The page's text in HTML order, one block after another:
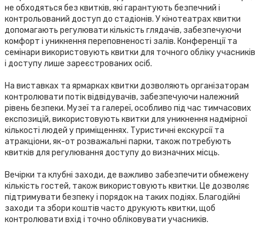
не обходяться без квитків, які гарантують безпечний і
контрольований доступ до стадіонів. У кінотеатрах квитки
допомагають регулювати кількість глядачів, забезпечуючи
комфорт і уникнення переповненості залів. Конференції та
семінари використовують квитки для точного обліку учасників
і доступу лише зареєстрованих осіб.
На виставках та ярмарках квитки дозволяють організаторам
контролювати потік відвідувачів, забезпечуючи належний
рівень безпеки. Музеї та галереї, особливо під час тимчасових
експозицій, використовують квитки для уникнення надмірної
кількості людей у приміщеннях. Туристичні екскурсії та
атракціони, як-от розважальні парки, також потребують
квитків для регулювання доступу до визначних місць.
Вечірки та клубні заходи, де важливо забезпечити обмежену
кількість гостей, також використовують квитки. Це дозволяє
підтримувати безпеку і порядок на таких подіях. Благодійні
заходи та збори коштів часто друкують квитки, щоб
контролювати вхід і точно обліковувати учасників.